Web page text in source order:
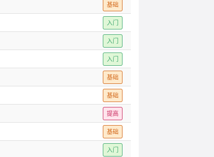
基础
入门
入门
入门
基础
基础
提高
基础
入门